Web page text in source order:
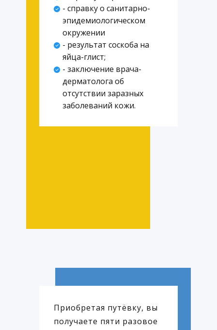
- справку о санитарно-
эпидемиологическом
окружении
- результат соскоба на
яйца-глист;
- заключение врача-
дерматолога об
отсутствии заразных
заболеваний кожи.
Приобретая путёвку, вы
получаете пяти разовое